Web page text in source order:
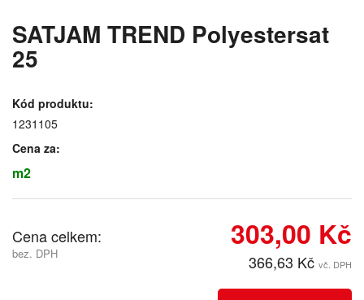
SATJAM TREND Polyestersat
25
Kód produktu:
1231105
Cena za:
m2
Cena celkem:
bez. DPH
303,00 Kč
366,63 Kč vč. DPH